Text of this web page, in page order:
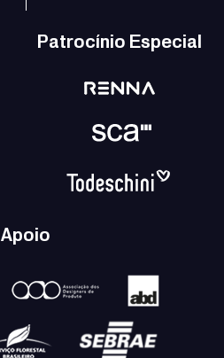
Patrocínio Especial
Apoio